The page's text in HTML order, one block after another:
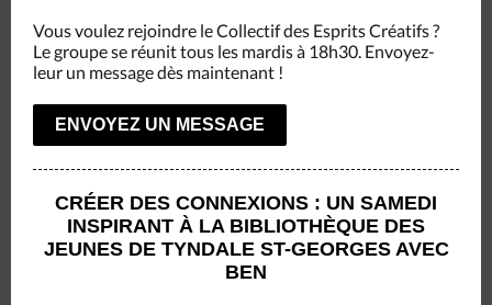
Vous voulez rejoindre le Collectif des Esprits Créatifs ?
Le groupe se réunit tous les mardis à 18h30. Envoyez-
leur un message dès maintenant !
ENVOYEZ UN MESSAGE
CRÉER DES CONNEXIONS : UN SAMEDI
INSPIRANT À LA BIBLIOTHÈQUE DES
JEUNES DE TYNDALE ST-GEORGES AVEC
BEN